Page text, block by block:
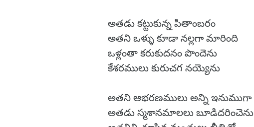
అతడు కట్టుకున్న పితాంబరం
అతని ఒళ్ళు కూడా నల్లగా మారింది
ఒళ్లంతా కరుకుదనం పొందెను
కేశరములు కురుచగ నయ్యెను
అతని ఆభరణములు అన్ని ఇనుముగా
అతడు స్మశానమాలలు బూడిదరించెను